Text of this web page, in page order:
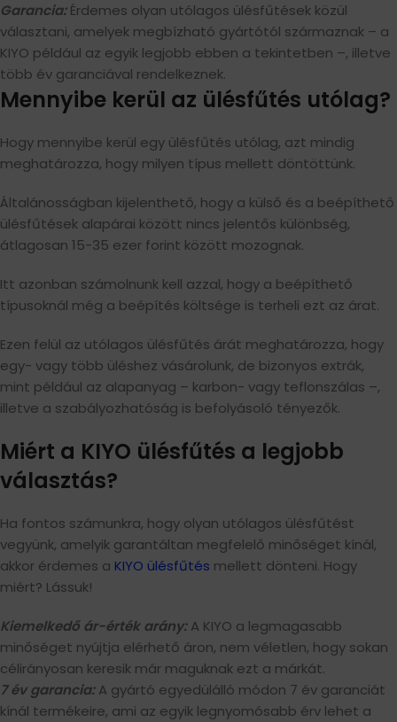
Garancia:Érdemes olyan utólagos ülésfűtések közül
választani, amelyek megbízható gyártótól származnak – a
KIYO például az egyik legjobb ebben a tekintetben –, illetve
több év garanciával rendelkeznek.
Mennyibe kerül az ülésfűtés utólag?
Hogy mennyibe kerül egy ülésfűtés utólag, azt mindig
meghatározza, hogy milyen típus mellett döntöttünk.
Általánosságban kijelenthető, hogy a külső és a beépíthető
ülésfűtések alapárai között nincs jelentős különbség,
átlagosan 15-35 ezer forint között mozognak.
Itt azonban számolnunk kell azzal, hogy a beépíthető
típusoknál még a beépítés költsége is terheli ezt az árat.
Ezen felül az utólagos ülésfűtés árát meghatározza, hogy
egy- vagy több üléshez vásárolunk, de bizonyos extrák,
mint például az alapanyag – karbon- vagy teflonszálas –,
illetve a szabályozhatóság is befolyásoló tényezők.
Miért a KIYO ülésfűtés a legjobb
választás?
Ha fontos számunkra, hogy olyan utólagos ülésfűtést
vegyünk, amelyik garantáltan megfelelő minőséget kínál,
akkor érdemes a KIYO ülésfűtés mellett dönteni. Hogy
miért? Lássuk!
Kiemelkedő ár-érték arány:A KIYO a legmagasabb
minőséget nyújtja elérhető áron, nem véletlen, hogy sokan
célirányosan keresik már maguknak ezt a márkát.
7 év garancia:A gyártó egyedülálló módon 7 év garanciát
kínál termékeire, ami az egyik legnyomósabb érv lehet a